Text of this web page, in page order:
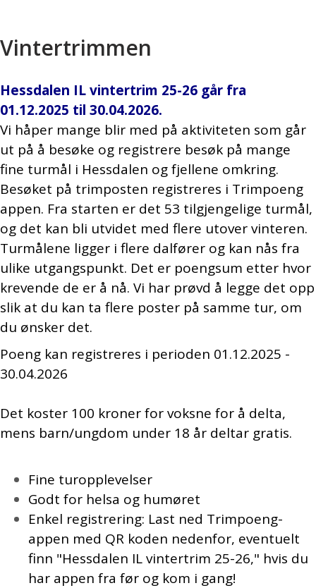
Vintertrimmen
Hessdalen IL vintertrim 25-26 går fra
01.12.2025 til 30.04.2026.
Vi håper mange blir med på aktiviteten som går
ut på å besøke og registrere besøk på mange
fine turmål i Hessdalen og fjellene omkring.
Besøket på trimposten registreres i Trimpoeng
appen. Fra starten er det 53 tilgjengelige turmål,
og det kan bli utvidet med flere utover vinteren.
Turmålene ligger i flere dalfører og kan nås fra
ulike utgangspunkt. Det er poengsum etter hvor
krevende de er å nå. Vi har prøvd å legge det opp
slik at du kan ta flere poster på samme tur, om
du ønsker det.
Poeng kan registreres i perioden 01.12.2025 -
30.04.2026
Det koster 100 kroner for voksne for å delta,
mens barn/ungdom under 18 år deltar gratis.
Fine turopplevelser
Godt for helsa og humøret
Enkel registrering: Last ned Trimpoeng-
appen med QR koden nedenfor, eventuelt
finn "Hessdalen IL vintertrim 25-26," hvis du
har appen fra før og kom i gang!